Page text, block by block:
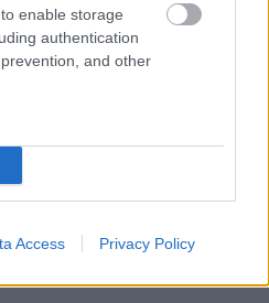
enable storage
authentication
and other
Access Privacy Policy
vagy a
a holokauszt áldozataival
méricskélés; kétségtelen,
trauma azoknak, akik
hogyan